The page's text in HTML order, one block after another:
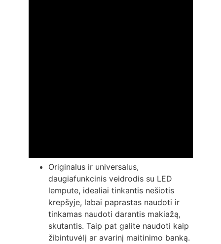
Originalus ir universalus,
daugiafunkcinis veidrodis su LED
lempute, idealiai tinkantis nešiotis
krepšyje, labai paprastas naudoti ir
tinkamas naudoti darantis makiažą,
skutantis. Taip pat galite naudoti kaip
žibintuvėlį ar avarinį maitinimo banką.